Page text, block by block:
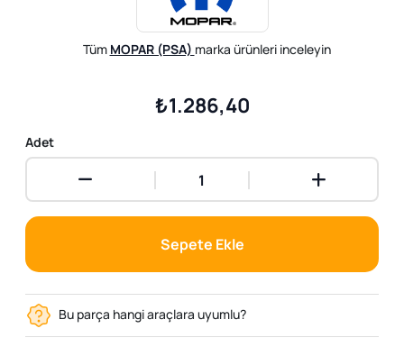
Tüm MOPAR (PSA) marka ürünleri inceleyin
₺1.286,40
Adet
Sepete Ekle
Bu parça hangi araçlara uyumlu?